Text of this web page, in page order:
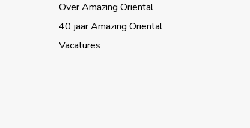
Over Amazing Oriental
40 jaar Amazing Oriental
Vacatures